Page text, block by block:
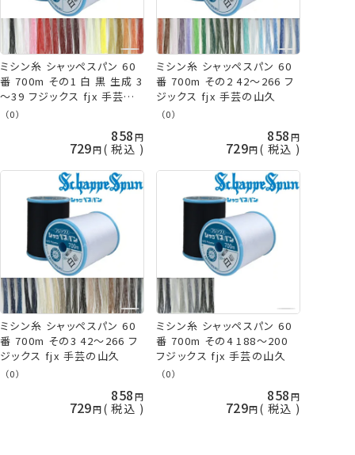
ミシン糸 シャッペスパン 60
番 700m その1 白 黒 生成 3
～39 フジックス fjx 手芸の
山久
（0）
858
729 税込
ミシン糸 シャッペスパン 60
番 700m その2 42～266 フ
ジックス fjx 手芸の山久
（0）
858
729 税込
ミシン糸 シャッペスパン 60
番 700m その3 42～266 フ
ジックス fjx 手芸の山久
（0）
858
729 税込
ミシン糸 シャッペスパン 60
番 700m その4 188～200
フジックス fjx 手芸の山久
（0）
858
729 税込